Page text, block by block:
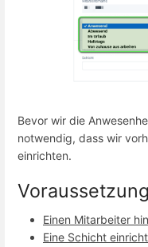
Bevor wir die
notwendig, dass wir
einrichten.
Einen Mitarbeiter
Eine Schicht